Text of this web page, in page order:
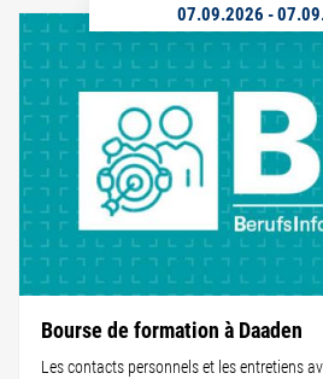
07.09.2026 -
Bourse de formation à Daaden
Les contacts personnels et les entretiens